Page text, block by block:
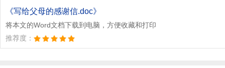
《写给父母的感谢信.doc》
将本文的Word文档下载到电脑，方便收藏和打印
推荐度：